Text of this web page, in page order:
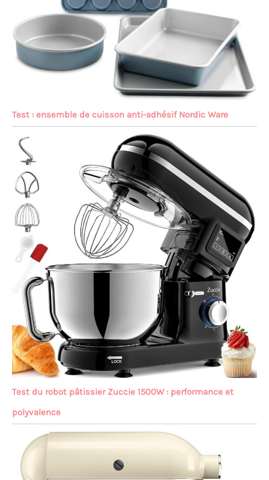
Test : ensemble de cuisson anti-adhésif Nordic Ware
Test du robot pâtissier Zuccie 1500W : performance et
polyvalence